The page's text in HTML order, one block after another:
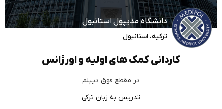
دانشگاه مدیپول استانبول
ترکیه، استانبول
کاردانی کمک های اولیه و اورژانس
در مقطع فوق دیپلم
تدریس به زبان ترکی